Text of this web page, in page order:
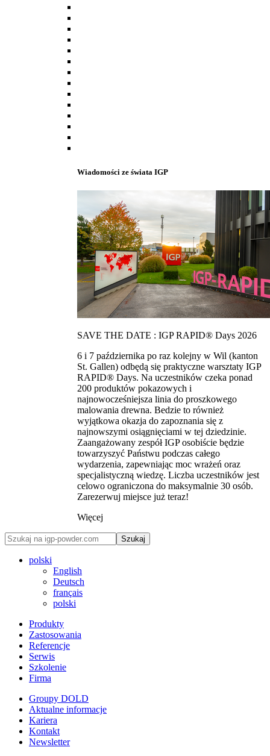
Wiadomości ze świata IGP
SAVE THE DATE : IGP RAPID® Days 2026
6 i 7 października po raz kolejny w Wil (kanton
St. Gallen) odbędą się praktyczne warsztaty IGP
RAPID® Days. Na uczestników czeka ponad
200 produktów pokazowych i
najnowocześniejsza linia do proszkowego
malowania drewna. Bedzie to również
wyjątkowa okazja do zapoznania się z
najnowszymi osiągnięciami w tej dziedzinie.
Zaangażowany zespół IGP osobiście będzie
towarzyszyć Państwu podczas całego
wydarzenia, zapewniając moc wrażeń oraz
specjalistyczną wiedzę. Liczba uczestników jest
celowo ograniczona do maksymalnie 30 osób.
Zarezerwuj miejsce już teraz!
Więcej
Szukaj
polski
English
Deutsch
français
polski
Produkty
Zastosowania
Referencje
Serwis
Szkolenie
Firma
Groupy DOLD
Aktualne informacje
Kariera
Kontakt
Newsletter